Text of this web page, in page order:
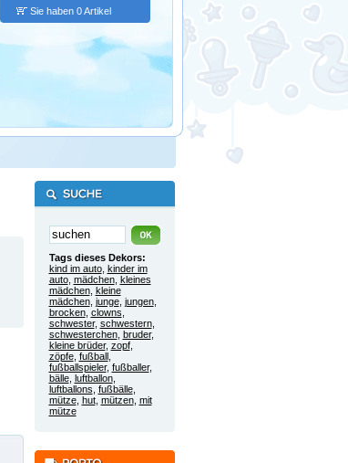
Sie haben 0 Artikel
Tags dieses Dekors:
kind im auto, kinder im
auto, mädchen, kleines
mädchen, kleine
mädchen, junge, jungen,
brocken, clowns
schwester, schwestern,
schwesterchen, bruder,
kleine brüder, zopf,
zöpfe, fußball,
fußballspieler, fußballer,
bälle, luftballon,
luftballons fußbälle,
mütze, hut, mützen, mit
mütze